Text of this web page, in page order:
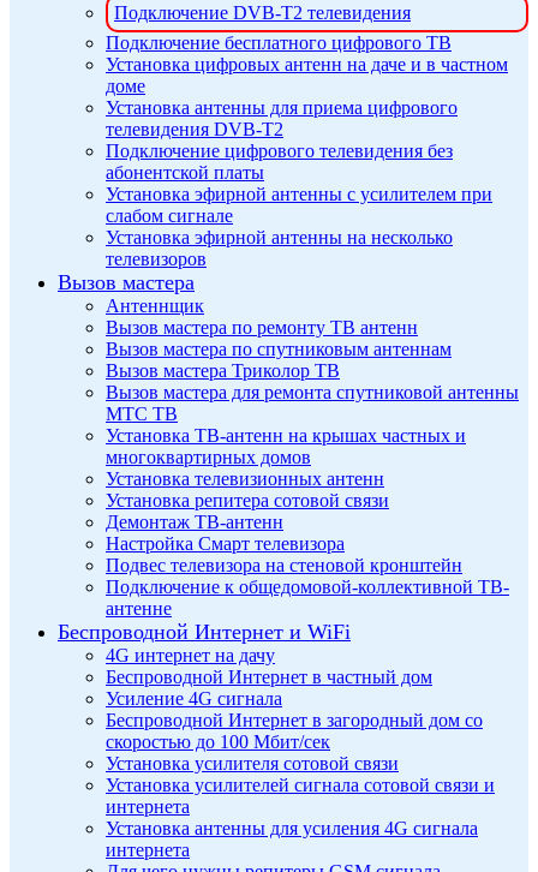
Подключение DVB-T2 телевидения
Подключение бесплатного цифрового ТВ
Установка цифровых антенн на даче и в частном
доме
Установка антенны для приема цифрового
телевидения DVB-T2
Подключение цифрового телевидения без
абонентской платы
Установка эфирной антенны с усилителем при
слабом сигнале
Установка эфирной антенны на несколько
телевизоров
Вызов мастера
Антеннщик
Вызов мастера по ремонту ТВ антенн
Вызов мастера по спутниковым антеннам
Вызов мастера Триколор ТВ
Вызов мастера для ремонта спутниковой антенны
МТС ТВ
Установка ТВ-антенн на крышах частных и
многоквартирных домов
Установка телевизионных антенн
Установка репитера сотовой связи
Демонтаж ТВ-антенн
Настройка Смарт телевизора
Подвес телевизора на стеновой кронштейн
Подключение к общедомовой-коллективной ТВ-
антенне
Беспроводной Интернет и WiFi
4G интернет на дачу
Беспроводной Интернет в частный дом
Усиление 4G сигнала
Беспроводной Интернет в загородный дом со
скоростью до 100 Мбит/сек
Установка усилителя сотовой связи
Установка усилителей сигнала сотовой связи и
интернета
Установка антенны для усиления 4G сигнала
интернета